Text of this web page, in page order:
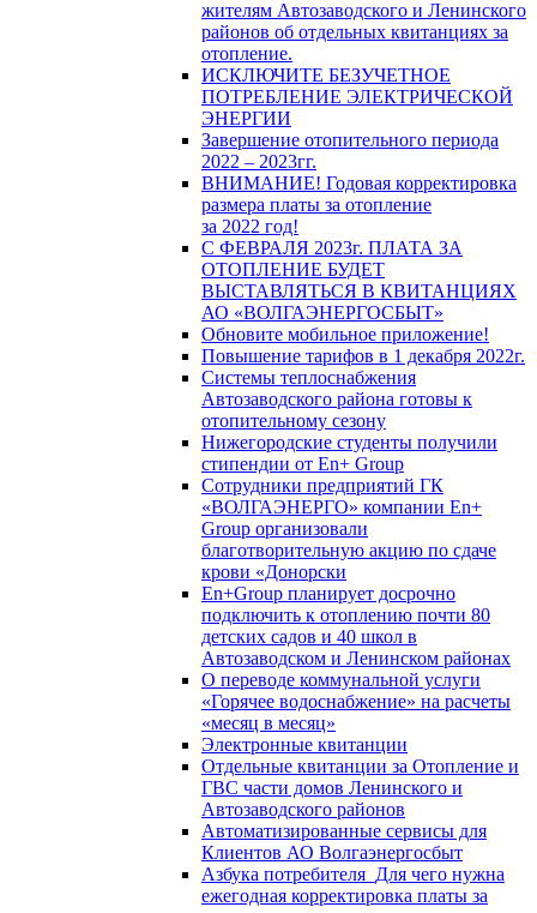
жителям Автозаводского и Ленинского
районов об отдельных квитанциях за
отопление.
ИСКЛЮЧИТЕ БЕЗУЧЕТНОЕ
ПОТРЕБЛЕНИЕ ЭЛЕКТРИЧЕСКОЙ
ЭНЕРГИИ
Завершение отопительного периода
2022 – 2023гг.
ВНИМАНИЕ! Годовая корректировка
размера платы за отопление
за 2022 год!
С ФЕВРАЛЯ 2023г. ПЛАТА ЗА
ОТОПЛЕНИЕ БУДЕТ
ВЫСТАВЛЯТЬСЯ В КВИТАНЦИЯХ
АО «ВОЛГАЭНЕРГОСБЫТ»
Обновите мобильное приложение!
Повышение тарифов в 1 декабря 2022г.
Системы теплоснабжения
Автозаводского района готовы к
отопительному сезону
Нижегородские студенты получили
стипендии от En+ Group
Сотрудники предприятий ГК
«ВОЛГАЭНЕРГО» компании En+
Group организовали
благотворительную акцию по сдаче
крови «Донорски
En+Group планирует досрочно
подключить к отоплению почти 80
детских садов и 40 школ в
Автозаводском и Ленинском районах
О переводе коммунальной услуги
«Горячее водоснабжение» на расчеты
«месяц в месяц»
Электронные квитанции
Отдельные квитанции за Отопление и
ГВС части домов Ленинского и
Автозаводского районов
Автоматизированные сервисы для
Клиентов АО Волгаэнергосбыт
Азбука потребителя_Для чего нужна
ежегодная корректировка платы за